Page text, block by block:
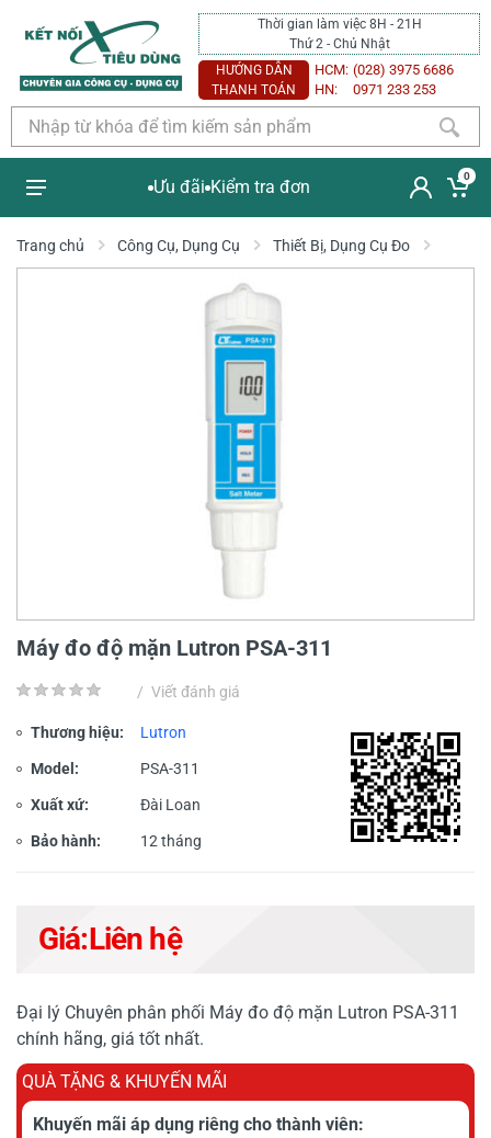
Thời gian làm việc 8H - 21H
Thứ 2 - Chủ Nhật
HƯỚNG DẪN
THANH TOÁN
HCM: (028) 3975 6686
HN:
0971 233 253
Ưu đãi Kiểm tra đơn
0
Trang chủ Công Cụ, Dụng Cụ Thiết Bị, Dụng Cụ Đo
Máy đo độ mặn Lutron PSA-311
/ Viết đánh giá
Thương hiệu: Lutron
Model: PSA-311
Xuất xứ: Đài Loan
Bảo hành: 12 tháng
Giá:Liên hệ
Đại lý Chuyên phân phối Máy đo độ mặn Lutron PSA-311
chính hãng, giá tốt nhất.
QUÀ TẶNG & KHUYẾN MÃI
Khuyến mãi áp dụng riêng cho thành viên: